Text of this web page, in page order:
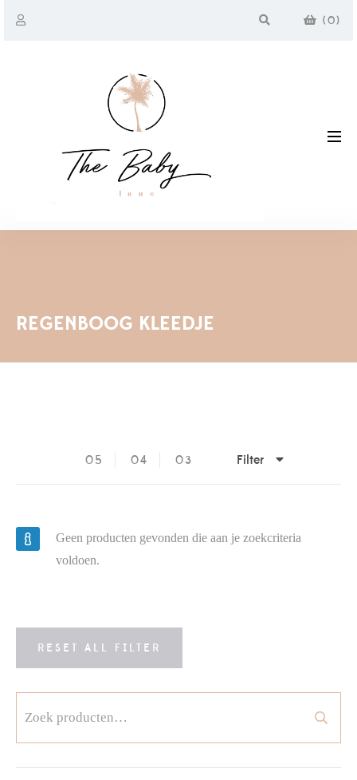
(0)
REGENBOOG KLEEDJE
05 04 03 Filter
Geen producten gevonden die aan je zoekcriteria
voldoen.
RESET ALL FILTER
naar: